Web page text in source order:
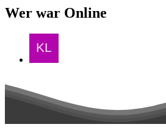
Wer war Online